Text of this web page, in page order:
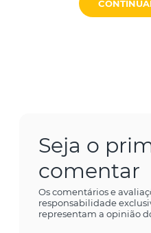
Seja o
comentar
Os comentários e
responsabilidade
representam a opinião